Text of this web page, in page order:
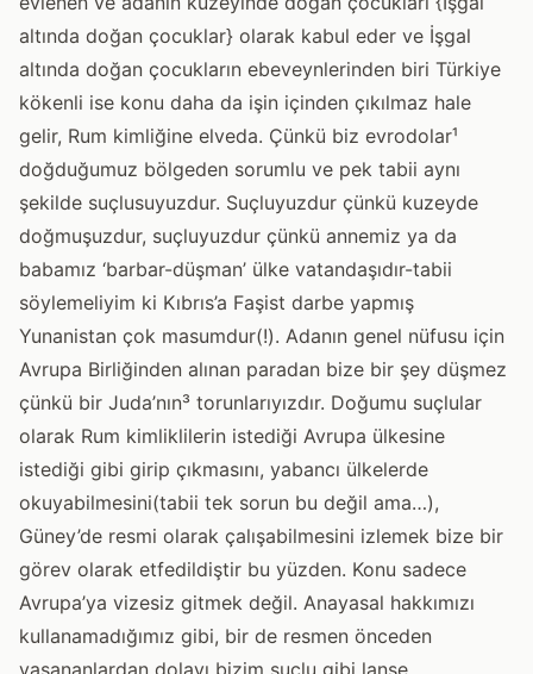
altında doğan çocuklar} olarak kabul eder ve İşgal
altında doğan çocukların ebeveynlerinden biri Türkiye
kökenli ise konu daha da işin içinden çıkılmaz hale
gelir, Rum kimliğine elveda. Çünkü biz evrodolar¹
doğduğumuz bölgeden sorumlu ve pek tabii aynı
şekilde suçlusuyuzdur. Suçluyuzdur çünkü kuzeyde
doğmuşuzdur, suçluyuzdur çünkü annemiz ya da
babamız ‘barbar-düşman’ ülke vatandaşıdır-tabii
söylemeliyim ki Kıbrıs’a Faşist darbe yapmış
Yunanistan çok masumdur(!). Adanın genel nüfusu için
Avrupa Birliğinden alınan paradan bize bir şey düşmez
çünkü bir Juda’nın³ torunlarıyızdır. Doğumu suçlular
olarak Rum kimliklilerin istediği Avrupa ülkesine
istediği gibi girip çıkmasını, yabancı ülkelerde
okuyabilmesini(tabii tek sorun bu değil ama…),
Güney’de resmi olarak çalışabilmesini izlemek bize bir
görev olarak etfedildiştir bu yüzden. Konu sadece
Avrupa’ya vizesiz gitmek değil. Anayasal hakkımızı
kullanamadığımız gibi, bir de resmen önceden
yaşananlardan dolayı bizim suçlu gibi lanse